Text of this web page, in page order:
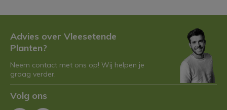
Planten die vlees eten én schattig
Door Niels Cox
Niet alle vleesetende planten zijn
hetzelfde: de 7 coolste soorten
op een rij
Advies over Vleesetende
Planten?
Neem contact met ons op! Wij helpen je
graag verder.
Volg ons